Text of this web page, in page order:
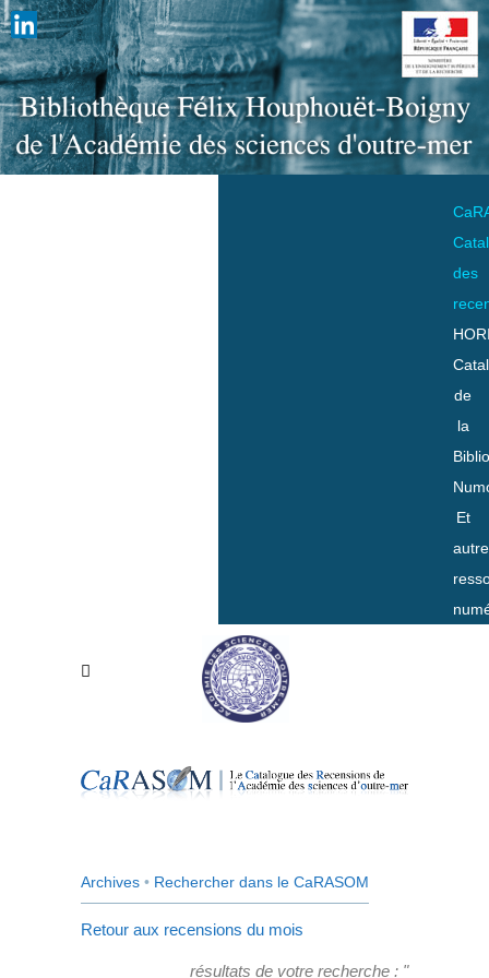
des
de
la
Et
Archives • Rechercher dans le CaRASOM
Retour aux recensions du mois
résultats de votre recherche : "